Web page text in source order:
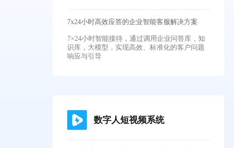
7x24小时高效应答的企业智能客服解决方案
7×24小时智能接待，通过调用企业问答库，知
识库，大模型，实现高效、标准化的客户问题
响应与引导
数字人短视频系统